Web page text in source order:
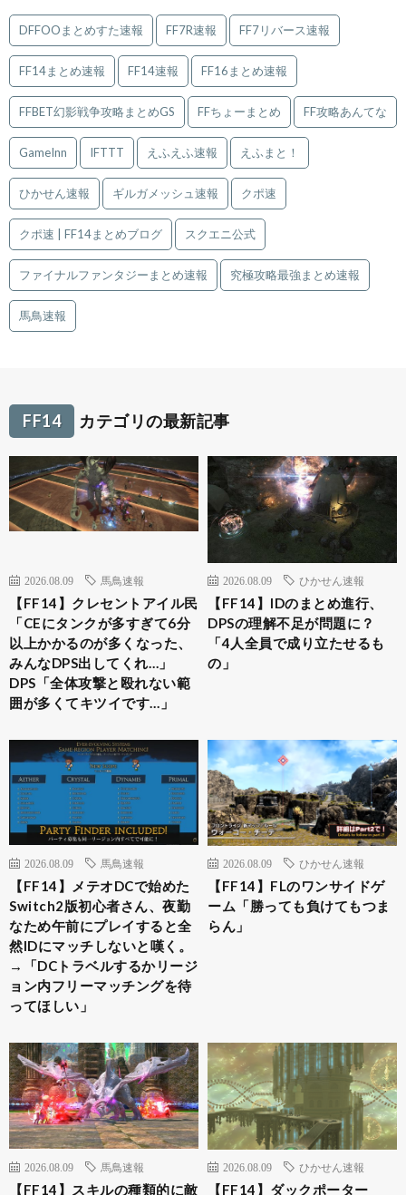
DFFOOまとめすた速報 FF7R速報 FF7リバース速報
FF14まとめ速報 FF14速報 FF16まとめ速報
FFBET幻影戦争攻略まとめGS FFちょーまとめ FF攻略あんてな
GameInn IFTTT えふえふ速報 えふまと！
ひかせん速報 ギルガメッシュ速報 クポ速
クポ速 | FF14まとめブログ スクエニ公式
ファイナルファンタジーまとめ速報 究極攻略最強まとめ速報
馬鳥速報
FF14 カテゴリの最新記事
2026.08.09 馬鳥速報
【FF14】クレセントアイル民
「CEにタンクが多すぎて6分
以上かかるのが多くなった、
みんなDPS出してくれ…」
DPS「全体攻撃と殴れない範
囲が多くてキツイです…」
2026.08.09 ひかせん速報
【FF14】IDのまとめ進行、
DPSの理解不足が問題に？
「4人全員で成り立たせるも
の」
2026.08.09 馬鳥速報
【FF14】メテオDCで始めた
Switch2版初心者さん、夜勤
なため午前にプレイすると全
然IDにマッチしないと嘆く。
→「DCトラベルするかリージ
ョン内フリーマッチングを待
ってほしい」
2026.08.09 ひかせん速報
【FF14】FLのワンサイドゲ
ーム「勝っても負けてもつま
らん」
2026.08.09 馬鳥速報
【FF14】スキルの種類的に敵
2026.08.09 ひかせん速報
【FF14】ダックポーター